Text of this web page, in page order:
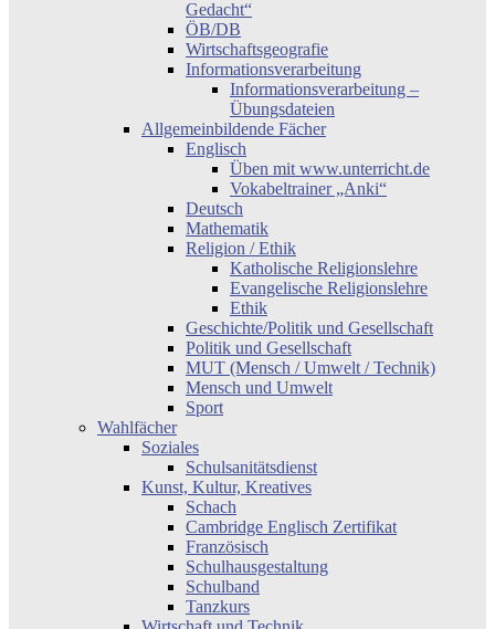
Gedacht“
ÖB/DB
Wirtschaftsgeografie
Informationsverarbeitung
Informationsverarbeitung –
Übungsdateien
Allgemeinbildende Fächer
Englisch
Üben mit www.unterricht.de
Vokabeltrainer „Anki“
Deutsch
Mathematik
Religion / Ethik
Katholische Religionslehre
Evangelische Religionslehre
Ethik
Geschichte/Politik und Gesellschaft
Politik und Gesellschaft
MUT (Mensch / Umwelt / Technik)
Mensch und Umwelt
Sport
Wahlfächer
Soziales
Schulsanitätsdienst
Kunst, Kultur, Kreatives
Schach
Cambridge Englisch Zertifikat
Französisch
Schulhausgestaltung
Schulband
Tanzkurs